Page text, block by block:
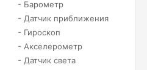
- Барометр
- Датчик приближения
- Гироскоп
- Акселерометр
- Датчик света